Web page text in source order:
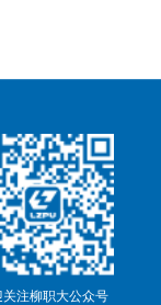
关注柳职大公众号